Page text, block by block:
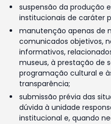
suspensão da produção
institucionais de caráter
manutenção apenas de
comunicados objetivos,
informativos,
museus, à prestação de
programação cultural e
transparência;
submissão prévia das
dúvida à unidade
institucional e, quando